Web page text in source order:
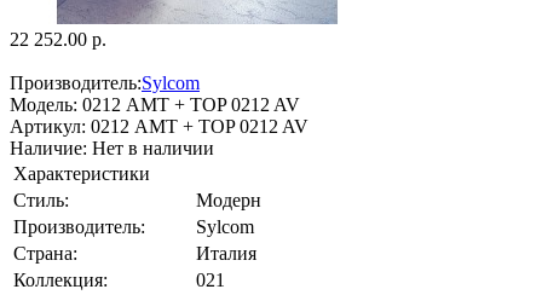
22 252.00 р.
Производитель:Sylcom
Модель: 0212 AMT + TOP 0212 AV
Артикул: 0212 AMT + TOP 0212 AV
Наличие: Нет в наличии
Характеристики
Стиль:
Модерн
Производитель:
Sylcom
Страна:
Италия
Коллекция:
021